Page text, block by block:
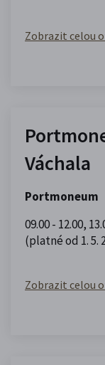
Zobrazit celou
Váchala
Portmoneum
09.00 - 12.00,
(platné od 1. 5.
Zobrazit celou